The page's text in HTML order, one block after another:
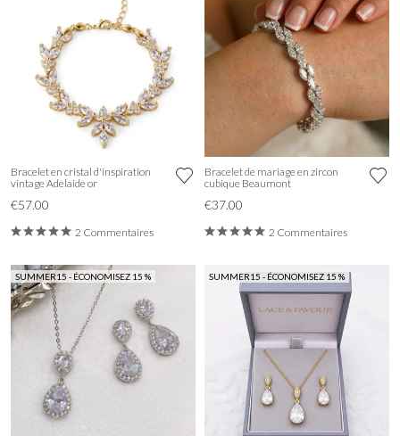
Bracelet en cristal d'inspiration
vintage Adelaide or
€57.00
2 Commentaires
Bracelet de mariage en zircon
cubique Beaumont
€37.00
2 Commentaires
SUMMER15 - ÉCONOMISEZ 15 % SUMMER15 - ÉCONOMISEZ 15 %